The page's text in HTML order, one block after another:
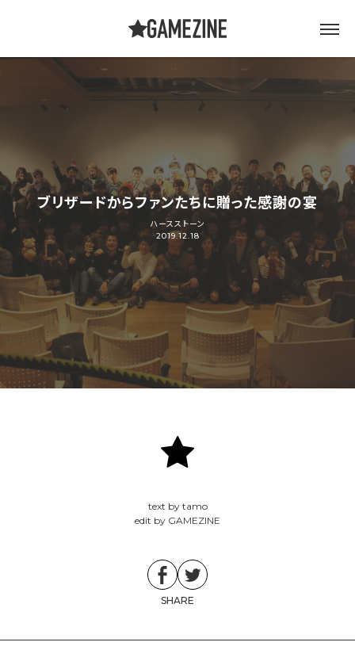
ブリザードからファンたちに贈った感謝の宴
ハースストーン
2019.12.18
text by tamo
edit by GAMEZINE
SHARE